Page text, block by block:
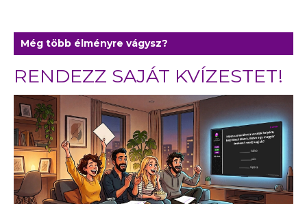
Még több élményre vágysz?
RENDEZZ SAJÁT KVÍZESTET!